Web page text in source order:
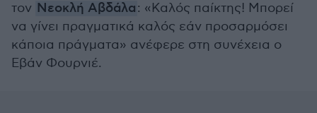
τον Νεοκλή Αβδάλα: «Καλός παίκτης! Μπορεί
να γίνει πραγματικά καλός εάν προσαρμόσει
κάποια πράγματα» ανέφερε στη συνέχεια ο
Εβάν Φουρνιέ.